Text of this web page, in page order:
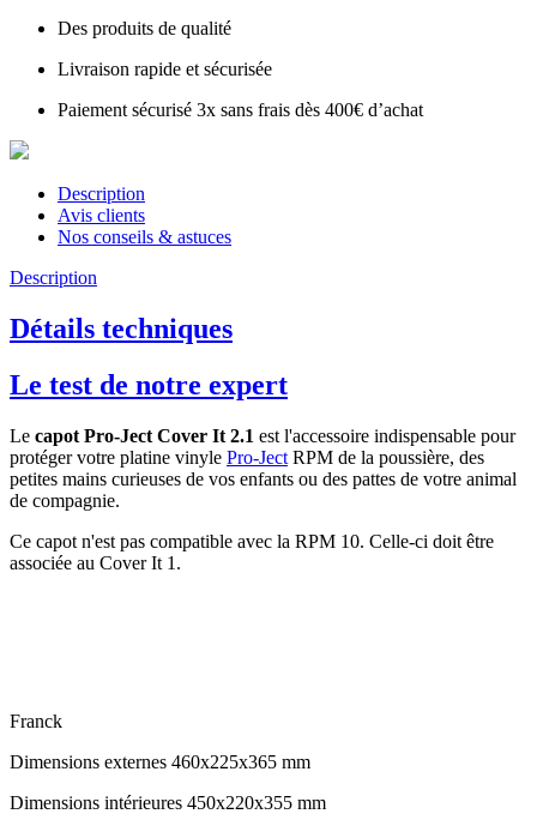
Des produits de qualité
Livraison rapide et sécurisée
Paiement sécurisé 3x sans frais dès 400€ d’achat
Description
Avis clients
Nos conseils & astuces
Description
Détails techniques
Le test de notre expert
Le capot Pro-Ject Cover It 2.1 est l'accessoire indispensable pour
protéger votre platine vinyle Pro-Ject RPM de la poussière, des
petites mains curieuses de vos enfants ou des pattes de votre animal
de compagnie.
Ce capot n'est pas compatible avec la RPM 10. Celle-ci doit être
associée au Cover It 1.
Franck
Dimensions externes 460x225x365 mm
Dimensions intérieures 450x220x355 mm